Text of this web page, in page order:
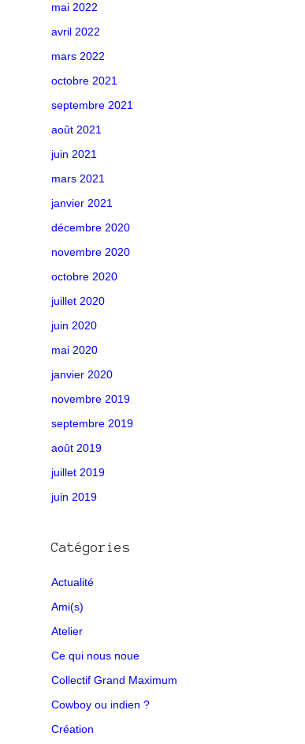
mai 2022
avril 2022
mars 2022
octobre 2021
septembre 2021
août 2021
juin 2021
mars 2021
janvier 2021
décembre 2020
novembre 2020
octobre 2020
juillet 2020
juin 2020
mai 2020
janvier 2020
novembre 2019
septembre 2019
août 2019
juillet 2019
juin 2019
Catégories
Actualité
Ami(s)
Atelier
Ce qui nous noue
Collectif Grand Maximum
Cowboy ou indien ?
Création